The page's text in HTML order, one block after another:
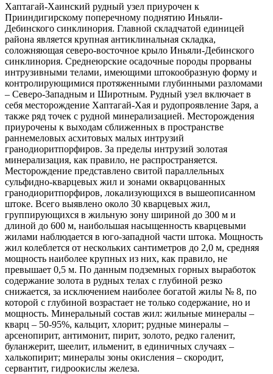
Хаптагай-Хаинский рудный узел приурочен к
Прииндигирскому поперечному поднятию Иньяли-
Дебинского синклинория. Главной складчатой единицей
района является крупная антиклинальная складка,
соложняющая северо-восточное крыло Иньяли-Дебинского
синклинория. Среднеюрские осадочные породы прорваны
интрузивными телами, имеющими штокообразную форму и
контролирующимися протяженными глубинными разломами
– Северо-Западным и Широтным. Рудный узел включает в
себя месторождение Хаптагай-Хая и рудопроявление Заря, а
также ряд точек с рудной минерализацией. Месторождения
приурочены к выходам сближенных в пространстве
раннемеловых асхитовых малых интрузий
гранодиоритпорфиров. За пределы интрузий золотая
минерализация, как правило, не распространяется.
Месторождение представлено свитой параллельных
сульфидно-кварцевых жил и зонами окварцованных
гранодиоритпорфиров, локализующихся в вышеописанном
штоке. Всего выявлено около 30 кварцевых жил,
группирующихся в жильную зону шириной до 300 м и
длиной до 600 м, наибольшая насыщенность кварцевыми
жилами наблюдается в юго-западной части штока. Мощность
жил колеблется от нескольких сантиметров до 2,0 м, средняя
мощность наиболее крупных из них, как правило, не
превышает 0,5 м. По данным подземных горных выработок
содержание золота в рудных телах с глубиной резко
снижается, за исключением наиболее богатой жилы № 8, по
которой с глубиной возрастает не только содержание, но и
мощность. Минеральный состав жил: жильные минералы –
кварц – 50-95%, кальцит, хлорит; рудные минералы –
арсенопирит, антимонит, пирит, золото, редко галенит,
буланжерит, шеелит, ильменит, в единичных случаях –
халькопирит; минералы зоны окисления – скородит,
сервантит, гидроокислы железа.